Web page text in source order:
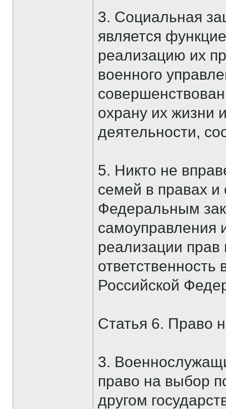
3. Социальная
является
реализацию их
военного
охрану их жизни
деятельности,
5. Никто не
семей в правах
Федеральным
самоуправления
реализации
Российской
Статья 6. Право
3.
право на выбор
другом